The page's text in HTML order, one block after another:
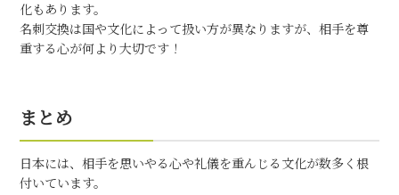
化もあります。
名刺交換は国や文化によって扱い方が異なりますが、相手を尊
重する心が何より大切です！
まとめ
日本には、相手を思いやる心や礼儀を重んじる文化が数多く根
付いています。